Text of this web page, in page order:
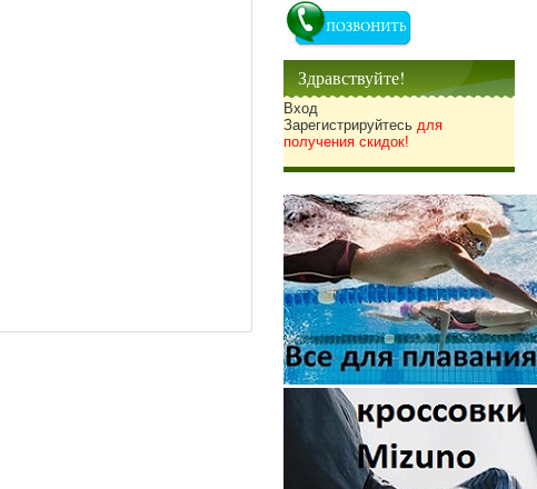
Здравствуйте!
Вход
Зарегистрируйтесь для
получения скидок!